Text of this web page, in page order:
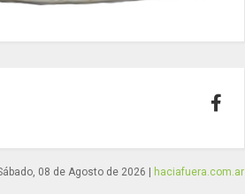
08 de Agosto de 2026 haciafuera.com.ar